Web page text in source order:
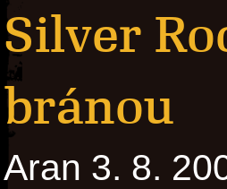
Silver
bránou
Aran 3. 8.